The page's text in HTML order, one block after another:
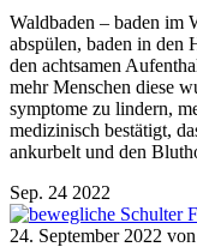
Waldbaden – baden im
abspülen, baden in den
den achtsamen
mehr Menschen diese
symptome zu lindern,
medizinisch bestätigt,
ankurbelt und den
Sep. 24 2022
24. September 2022